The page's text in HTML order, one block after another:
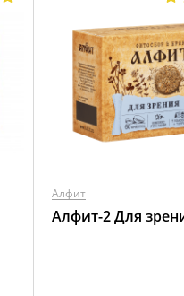
Алфит
Алфит-2 Для